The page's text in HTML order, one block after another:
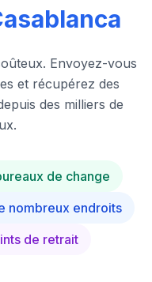
Envoyez-vous
et récupérez des
des milliers de
de change
nombreux endroits
de retrait